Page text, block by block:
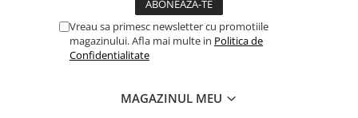
Sfoara de trasat, oxizi
Lacate si antifurturi
Antifurturi
Vreau sa primesc newsletter cu promotiile
magazinului. Afla mai multe in Politica de
Confidentialitate
MAGAZINUL MEU